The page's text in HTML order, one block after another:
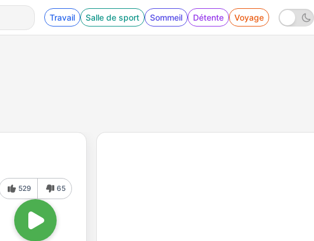
Travail Salle de sport Sommeil Détente Voyage
529 65